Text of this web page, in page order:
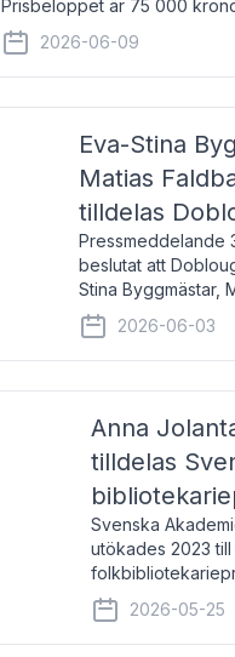
Prisbeloppet är 75 000
författare och forskare i
2026-06-09
Eva-Stina
Matias
tilldelas
Pressmeddelande
beslutat att
Stina Byggmästar,
Espen Stueland.
mottagare
2026-06-03
Anna
tilldelas
Svenska
utökades 2023
svenska folk-
2026-05-25